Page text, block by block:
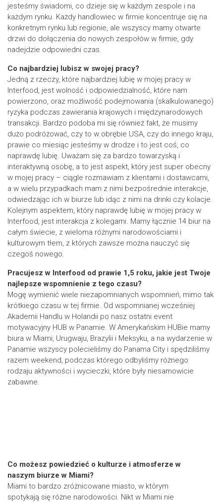
jesteśmy świadomi, co dzieje się w każdym zespole i na
każdym rynku. Każdy handlowiec w firmie koncentruje się na
konkretnym rynku lub regionie, ale wszyscy mamy otwarte
drzwi do dołączenia do nowych zespołów w firmie, gdy
nadejdzie odpowiedni czas.
Co najbardziej lubisz w swojej pracy?
Jedną z rzeczy, które najbardziej lubię w mojej pracy w
Interfood, jest wolność i odpowiedzialność, które nam
powierzono, oraz możliwość podejmowania (skalkulowanego)
ryzyka podczas zawierania krajowych i międzynarodowych
transakcji. Bardzo podoba mi się również fakt, że musimy
dużo podróżować, czy to w obrębie USA, czy do innego kraju,
prawie co miesiąc jesteśmy w drodze i to jest coś, co
naprawdę lubię. Uważam się za bardzo towarzyską i
interaktywną osobę, a to jest aspekt, który jest super obecny
w mojej pracy – ciągle rozmawiam z klientami i dostawcami,
a w wielu przypadkach mam z nimi bezpośrednie interakcje,
odwiedzając ich w biurze lub idąc z nimi na drinki czy kolacje.
Kolejnym aspektem, który naprawdę lubię w mojej pracy w
Interfood, jest interakcja z kolegami. Mamy łącznie 14 biur na
całym świecie, z wieloma różnymi narodowościami i
kulturowym tłem, z których zawsze można nauczyć się
czegoś nowego.
Pracujesz w Interfood od prawie 1,5 roku, jakie jest Twoje
najlepsze wspomnienie z tego czasu?
Mogę wymienić wiele niezapomnianych wspomnień, mimo tak
krótkiego czasu w tej firmie. Od wspomnianej wcześniej
Akademii Handlu w Holandii po nasz ostatni event
motywacyjny HUB w Panamie. W Amerykańskim HUBie mamy
biura w Miami, Urugwaju, Brazylii i Meksyku, a na wydarzenie w
Panamie wszyscy polecieliśmy do Panama City i spędziliśmy
razem weekend, podczas którego odbyliśmy różnego
rodzaju aktywności i wycieczki, które były niesamowicie
zabawne.
Co możesz powiedzieć o kulturze i atmosferze w
naszym biurze w Miami?
Miami to bardzo zróżnicowane miasto, w którym
spotykają się różne narodowości. Nikt w Miami nie